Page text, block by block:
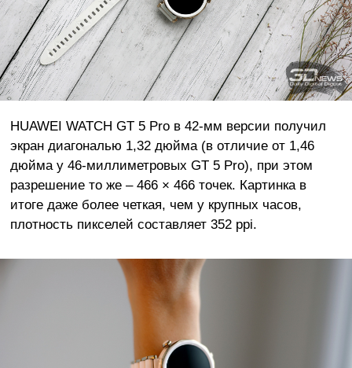
HUAWEI WATCH GT 5 Pro в 42-мм версии получил
экран диагональю 1,32 дюйма (в отличие от 1,46
дюйма у 46-миллиметровых GT 5 Pro), при этом
разрешение то же – 466 × 466 точек. Картинка в
итоге даже более четкая, чем у крупных часов,
плотность пикселей составляет 352 ppi.